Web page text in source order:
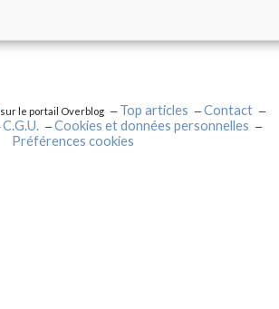
sur le portail Overblog Top articles
Contact
C.G.U.
Cookies et données personnelles
Préférences cookies